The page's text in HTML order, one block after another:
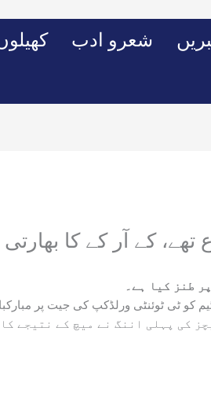
شعرو ادب
کے آر کے کا بھارتی
طنز کیا ہے۔
کو ٹی ٹوئنٹی ورلڈکپ کی جیت پر
کی پہلی اننگ نے میچ کے نتیجے کا